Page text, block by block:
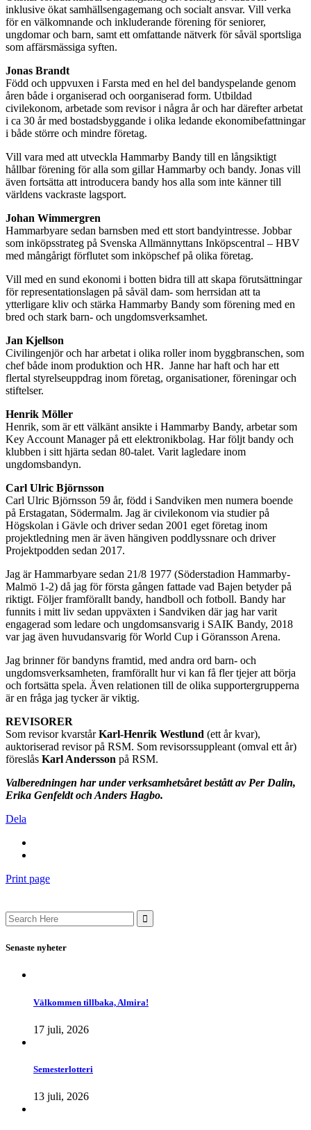
inklusive ökat samhällsengagemang och socialt ansvar. Vill verka
för en välkomnande och inkluderande förening för seniorer,
ungdomar och barn, samt ett omfattande nätverk för såväl sportsliga
som affärsmässiga syften.
Jonas Brandt
Född och uppvuxen i Farsta med en hel del bandyspelande genom
åren både i organiserad och oorganiserad form. Utbildad
civilekonom, arbetade som revisor i några år och har därefter arbetat
i ca 30 år med bostadsbyggande i olika ledande ekonomibefattningar
i både större och mindre företag.
Vill vara med att utveckla Hammarby Bandy till en långsiktigt
hållbar förening för alla som gillar Hammarby och bandy. Jonas vill
även fortsätta att introducera bandy hos alla som inte känner till
världens vackraste lagsport.
Johan Wimmergren
Hammarbyare sedan barnsben med ett stort bandyintresse. Jobbar
som inköpsstrateg på Svenska Allmännyttans Inköpscentral – HBV
med mångårigt förflutet som inköpschef på olika företag.
Vill med en sund ekonomi i botten bidra till att skapa förutsättningar
för representationslagen på såväl dam- som herrsidan att ta
ytterligare kliv och stärka Hammarby Bandy som förening med en
bred och stark barn- och ungdomsverksamhet.
Jan Kjellson
Civilingenjör och har arbetat i olika roller inom byggbranschen, som
chef både inom produktion och HR. Janne har haft och har ett
flertal styrelseuppdrag inom företag, organisationer, föreningar och
stiftelser.
Henrik Möller
Henrik, som är ett välkänt ansikte i Hammarby Bandy, arbetar som
Key Account Manager på ett elektronikbolag. Har följt bandy och
klubben i sitt hjärta sedan 80-talet. Varit lagledare inom
ungdomsbandyn.
Carl Ulric Björnsson
Carl Ulric Björnsson 59 år, född i Sandviken men numera boende
på Erstagatan, Södermalm. Jag är civilekonom via studier på
Högskolan i Gävle och driver sedan 2001 eget företag inom
projektledning men är även hängiven poddlyssnare och driver
Projektpodden sedan 2017.
Jag är Hammarbyare sedan 21/8 1977 (Söderstadion Hammarby-
Malmö 1-2) då jag för första gången fattade vad Bajen betyder på
riktigt. Följer framförallt bandy, handboll och fotboll. Bandy har
funnits i mitt liv sedan uppväxten i Sandviken där jag har varit
engagerad som ledare och ungdomsansvarig i SAIK Bandy, 2018
var jag även huvudansvarig för World Cup i Göransson Arena.
Jag brinner för bandyns framtid, med andra ord barn- och
ungdomsverksamheten, framförallt hur vi kan få fler tjejer att börja
och fortsätta spela. Även relationen till de olika supportergrupperna
är en fråga jag tycker är viktig.
REVISORER
Som revisor kvarstårKarl-Henrik Westlund (ett år kvar),
auktoriserad revisor på RSM. Som revisorssuppleant (omval ett år)
föreslås Karl Andersson på RSM.
Valberedningen har under verksamhetsåret bestått av Per Dalin,
Erika Genfeldt och Anders Hagbo.
Dela
Print page
Search
for:
Senaste nyheter
Välkommen tillbaka, Almira!
17 juli, 2026
Semesterlotteri
13 juli, 2026